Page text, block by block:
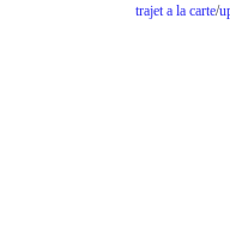
trajet a la carte/